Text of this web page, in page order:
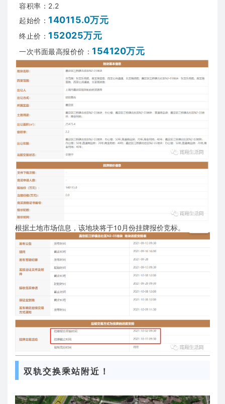
容积率：2.2
起始价： 140115.0万元
终止价： 152025万元
一次书面最高报价价： 154120万元
根据土地市场信息，该地块将于10月份挂牌报价竞标。
双轨交换乘站附近！